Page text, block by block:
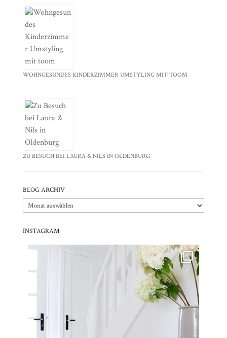
WOHNGESUNDES KINDERZIMMER UMSTYLING MIT TOOM
ZU BESUCH BEI LAURA & NILS IN OLDENBURG
BLOG ARCHIV
Blog
Archiv
INSTAGRAM